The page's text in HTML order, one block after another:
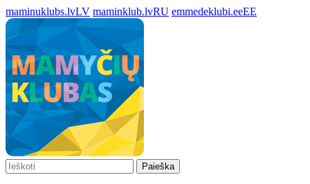
maminuklubs.lvLV maminklub.lvRU emmedeklubi.eeEE
Paieška